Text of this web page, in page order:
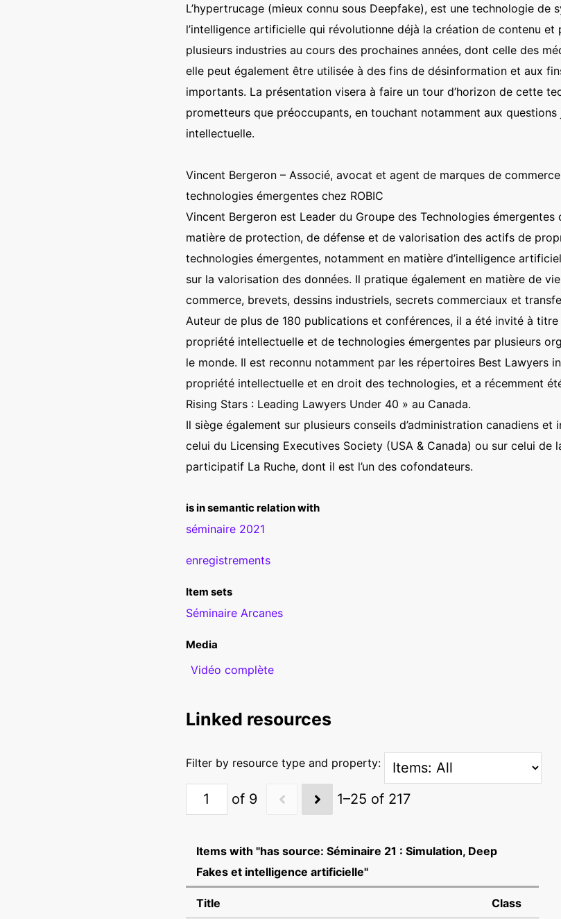
L’hypertrucage (mieux connu sous Deepfake), est une technologie de
l’intelligence artificielle qui révolutionne déjà la création de contenu et
plusieurs industries au cours des prochaines années, dont celle des
elle peut également être utilisée à des fins de désinformation et aux
importants. La présentation visera à faire un tour d’horizon de cette
prometteurs que préoccupants, en touchant notamment aux
intellectuelle.
Vincent Bergeron – Associé, avocat et agent de marques de
technologies émergentes chez ROBIC
Vincent Bergeron est Leader du Groupe des Technologies émergentes
matière de protection, de défense et de valorisation des actifs de
technologies émergentes, notamment en matière d’intelligence
sur la valorisation des données. Il pratique également en matière de
commerce, brevets, dessins industriels, secrets commerciaux et
Auteur de plus de 180 publications et conférences, il a été invité à
propriété intellectuelle et de technologies émergentes par plusieurs
le monde. Il est reconnu notamment par les répertoires Best Lawyers
propriété intellectuelle et en droit des technologies, et a récemment
Rising Stars : Leading Lawyers Under 40 » au Canada.
Il siège également sur plusieurs conseils d’administration canadiens
celui du Licensing Executives Society (USA & Canada) ou sur celui de
participatif La Ruche, dont il est l’un des cofondateurs.
is in semantic relation with
séminaire 2021
enregistrements
Item sets
Séminaire Arcanes
Media
Vidéo complète
Linked resources
Filter by resource type and property:
of 9 1–25 of 217
Items with "has source: Séminaire 21 : Simulation, Deep
Fakes et intelligence artificielle"
Title Class